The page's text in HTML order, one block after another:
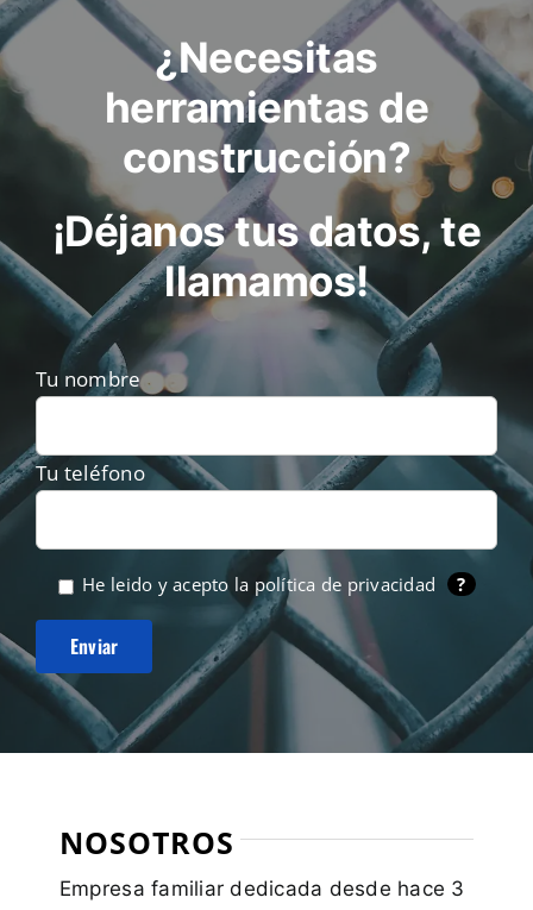
¿Necesitas
herramientas de
construcción?
¡Déjanos tus datos, te
llamamos!
Tu nombre
Tu teléfono
He leido y acepto la política de privacidad ?
NOSOTROS
Empresa familiar dedicada desde hace 3